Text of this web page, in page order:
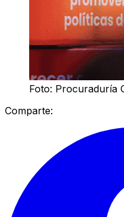
Foto: Procuraduría
Comparte: